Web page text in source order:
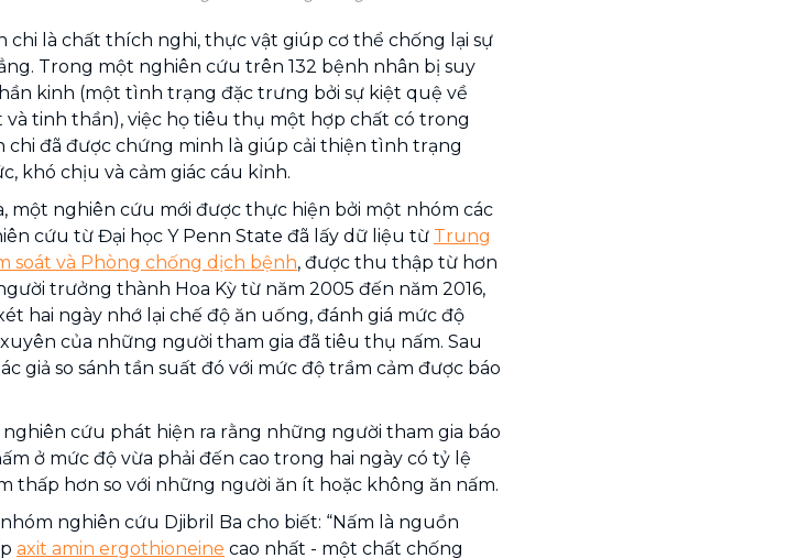
chi là chất thích nghi, thực vật giúp cơ thể chống lại sự
Trong một nghiên cứu trên 132 bệnh nhân bị suy
kinh (một tình trạng đặc trưng bởi sự kiệt quệ về
và tinh thần), việc họ tiêu thụ một hợp chất có trong
chi đã được chứng minh là giúp cải thiện tình trạng
khó chịu và cảm giác cáu kỉnh.
một nghiên cứu mới được thực hiện bởi một nhóm các
cứu từ Đại học Y Penn State đã lấy dữ liệu từ Trung
soát và Phòng chống dịch bệnh, được thu thập từ hơn
trưởng thành Hoa Kỳ từ năm 2005 đến năm 2016,
hai ngày nhớ lại chế độ ăn uống, đánh giá mức độ
của những người tham gia đã tiêu thụ nấm. Sau
giả so sánh tần suất đó với mức độ trầm cảm được báo
nghiên cứu phát hiện ra rằng những người tham gia báo
ở mức độ vừa phải đến cao trong hai ngày có tỷ lệ
thấp hơn so với những người ăn ít hoặc không ăn nấm.
nghiên cứu Djibril Ba cho biết: “Nấm là nguồn
axit amin ergothioneine cao nhất - một chất chống